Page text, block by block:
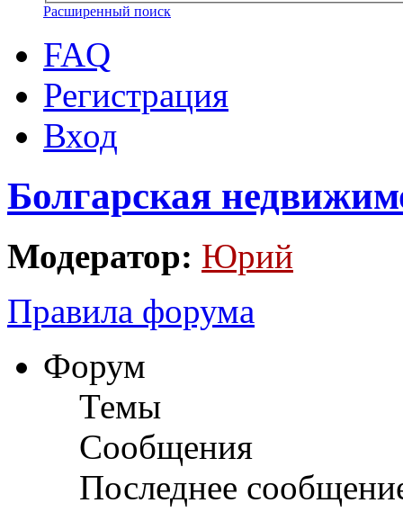
Расширенный поиск
FAQ
Регистрация
Вход
Болгарская
Модератор: Юрий
Правила форума
Форум
Темы
Сообщения
Последнее